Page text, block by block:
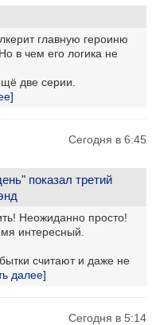
главную героиню
в чем его логика не
две серии.
Сегодня в 6:45
показал третий
Неожиданно просто!
интересный.
считают и даже не
далее]
Сегодня в 5:14